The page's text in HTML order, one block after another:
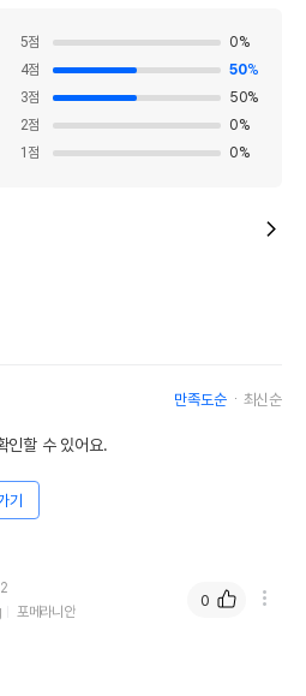
5점 0%
4점 50%
3점 50%
2점 0%
1 점 0%
만족도순 최신순
인할 수 있어요.
기
포메라니안
0